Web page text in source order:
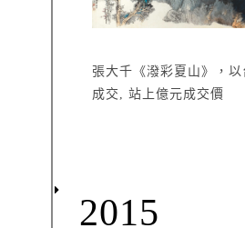
張大千《潑彩夏山》，
成交, 站上億元成交價
2015